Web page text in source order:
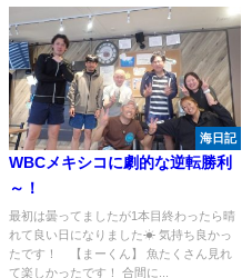
海日記
WBCメキシコに劇的な逆転勝利
～！
最初は曇ってましたが1本目終わったら晴
れて良い日になりました☀ 気持ち良かっ
たです！ 【まーくん】 魚たくさん見れ
て楽しかったです！ 合間に...